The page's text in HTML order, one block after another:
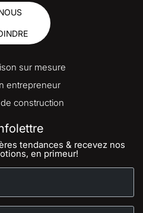
sur mesure
entrepreneur
construction
tendances & recevez nos
en primeur!